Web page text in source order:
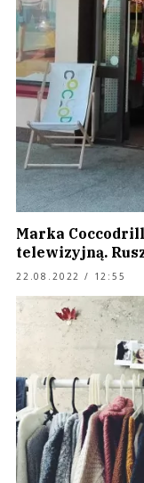
Marka
telewizyjną.
22.08.2022 / 12:55